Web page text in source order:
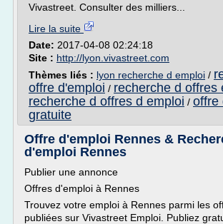
Vivastreet. Consulter des milliers...
Lire la suite
Date: 2017-04-08 02:24:18
Site : http://lyon.vivastreet.com
Thèmes liés : lyon recherche d emploi /
offre d'emploi / recherche d offres
recherche d offres d emploi / offre
gratuite
Offre d'emploi Rennes &
d'emploi Rennes
Publier une annonce
Offres d'emploi à Rennes
Trouvez votre emploi à Rennes parmi les
publiées sur Vivastreet Emploi. Publiez